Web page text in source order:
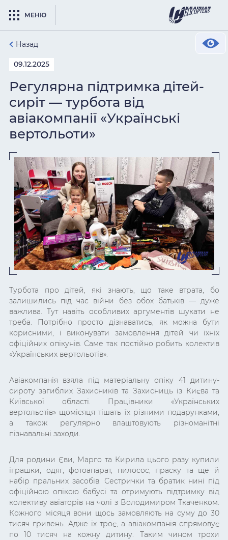
МЕНЮ
Назад
09.12.2025
Регулярна підтримка дітей-
сиріт — турбота від
авіакомпанії «Українські
вертольоти»
Турбота про дітей, які знають, що таке втрата, бо
залишились під час війни без обох батьків — дуже
важлива. Тут навіть особливих аргументів шукати не
треба. Потрібно просто дізнаватись, як можна бути
корисними, і виконувати замовлення дітей чи їхніх
офіційних опікунів. Саме так постійно робить колектив
«Українських вертольотів».
Авіакомпанія взяла під матеріальну опіку 41 дитину-
сироту загиблих Захисників та Захисниць із Києва та
Київської області. Працівники «Українських
вертольотів» щомісяця тішать їх різними подарунками,
а також регулярно влаштовують різноманітні
пізнавальні заходи.
Для родини Єви, Марго та Кирила цього разу купили
іграшки, одяг, фотоапарат, пилосос, праску та ще й
набір пральних засобів. Сестрички та братик нині під
офіційною опікою бабусі та отримують підтримку від
колективу авіаторів на чолі з Володимиром Ткаченком.
Кожного місяця вони щось замовляють на суму до 30
тисяч гривень. Адже їх троє, а авіакомпанія спрямовує
по 10 тисяч на кожну дитину. Таким чином трохи